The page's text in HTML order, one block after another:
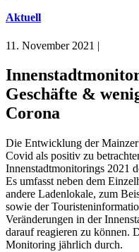
Aktuell
11. November 2021 |
Geschäfte &
Corona
Die Entwicklung der
Covid als positiv zu
Innenstadtmonitorings 2021
Es umfasst neben dem
andere Ladenlokale, zum
sowie der
Veränderungen in der
darauf reagieren zu können.
Monitoring jährlich durch.